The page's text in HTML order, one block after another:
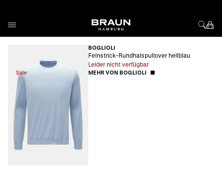
Sale
BOGLIOLI
Feinstrick-Rundhalspullover hellblau
Leider nicht verfügbar
MEHR VON BOGLIOLI